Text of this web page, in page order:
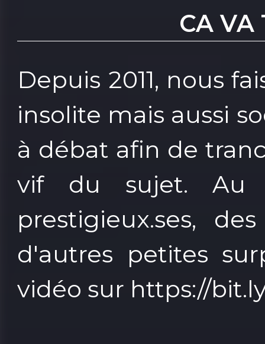
CA VA
Depuis 2011, nous
insolite mais aussi
à débat afin de
vif du sujet. Au
prestigieux.ses,
d'autres petites
vidéo sur https://